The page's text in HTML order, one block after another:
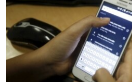
"Tìm"
VẠCH TRẦN TIN GIẢ
NGƯỜI VIỆT HẢI NGOẠI
ĐỜI SỐNG
KINH TẾ
KHOA HỌC
CHIẾN TRANH THƯƠNG MẠI CỦA
TẠI
HÀNH TRÌNH BẦU CỬ 2024
MỘT NĂM CHIẾN TRANH TẠI DẢI
GIẢI MÃ VÀNH ĐAI & CON ĐƯỜNG
HỌC TIẾNG ANH
VIDEO
NGHE
MẠNG XÃ HỘI